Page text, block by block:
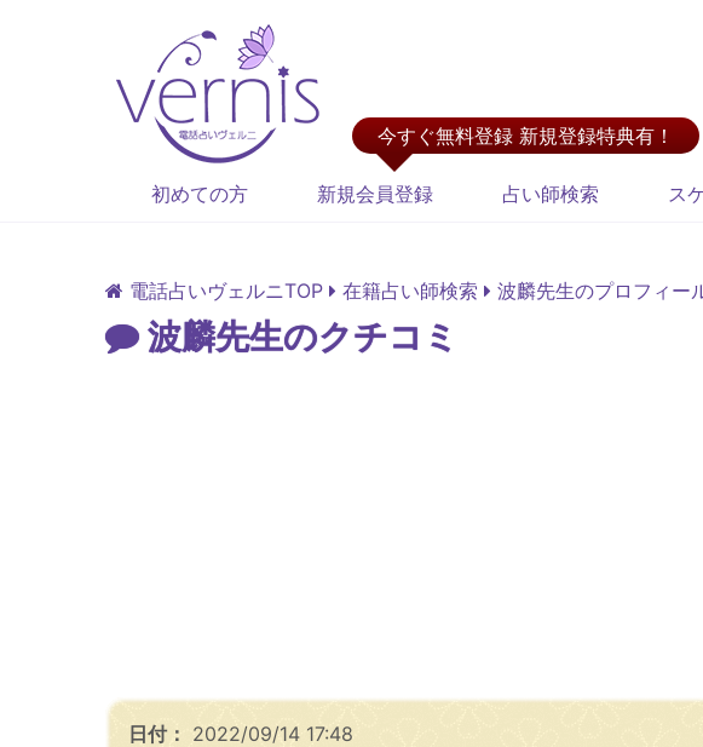
今すぐ無料登録 新規登録特典有！
初めての方 新規会員登録 占い師検索 ス
電話占いヴェルニTOP 在籍占い師検索 波麟先生のプロフィー
波麟先生のクチコミ
日付： 2022/09/14 17:48